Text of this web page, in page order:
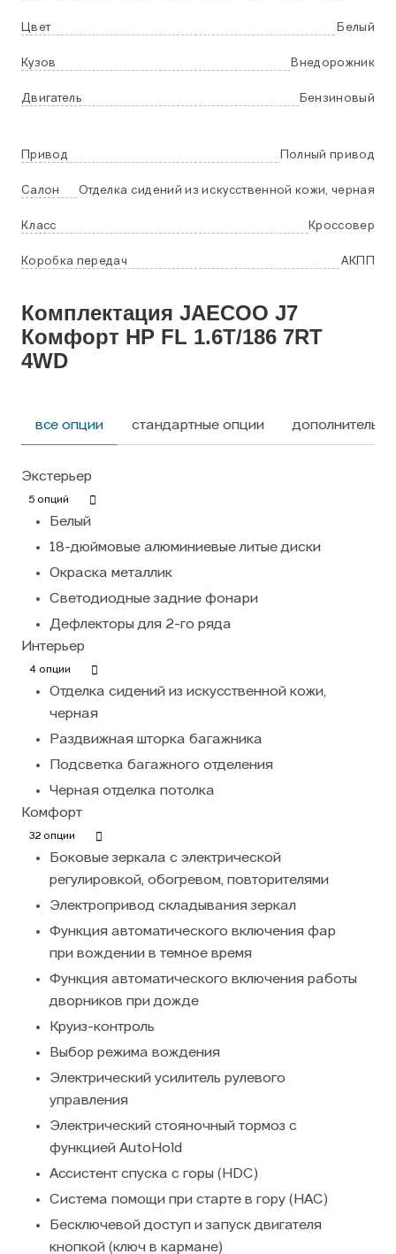
Цвет Белый
Кузов Внедорожник
Двигатель Бензиновый
Привод Полный привод
Салон Отделка сидений из искусственной кожи, черная
Класс Кроссовер
Коробка передач АКПП
Комплектация JAECOO J7
Комфорт HP FL 1.6T/186 7RT
4WD
все опции стандартные опции
Экстерьер
5 опций
Белый
18-дюймовые алюминиевые литые диски
Окраска металлик
Светодиодные задние фонари
Дефлекторы для 2-го ряда
Интерьер
4 опции
Отделка сидений из искусственной кожи,
черная
Раздвижная шторка багажника
Подсветка багажного отделения
Черная отделка потолка
Комфорт
32 опции
Боковые зеркала с электрической
регулировкой, обогревом, повторителями
Электропривод складывания зеркал
Функция автоматического включения фар
при вождении в темное время
Функция автоматического включения работы
дворников при дожде
Круиз-контроль
Выбор режима вождения
Электрический усилитель рулевого
управления
Электрический стояночный тормоз с
функцией AutoHold
Ассистент спуска с горы (HDC)
Система помощи при старте в гору (HAC)
Бесключевой доступ и запуск двигателя
кнопкой (ключ в кармане)